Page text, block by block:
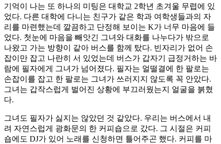
기억이 나는 또 하나의 미팅은 대학교 2학년 초겨울 무렵에 있
었다. 다른 대학에 다니는 친구가 같은 학과 여학생들과의 자
리를 마련했는데 깔끔하고 단정해 보이는 K가 너무 마음에 들
었다. 첫눈에 마음을 빼앗긴 그녀와 대화를 나누다가 밖으로
나왔고 가는 방향이 같아 버스를 함께 탔다. 빈자리가 없어 손
잡이만 잡고 나란히 서 있었는데 버스가 갑자기 급정거하는 바
람에 필자에게 그녀가 넘어졌다. 필자는 얼떨결에 한 팔로는
손잡이를 잡고 한 팔로는 그녀가 쓰러지지 않도록 꼭 안았다.
그녀는 갑작스럽게 벌어진 상황에 부끄러웠는지 얼굴을 붉혔
다.
그녀도 필자가 싫지는 않았던 것 같았다. 우리는 버스에서 내
려 자연스럽게 광화문의 한 커피숍으로 갔다. 그 시절은 커피
숍에도 DJ가 있어 노래를 신청하면 틀어주곤 했다. 커피를 마